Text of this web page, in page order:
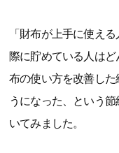
「財布が上手に使え
際に貯めている人は
布の使い方を改善し
うになった、という
いてみました。